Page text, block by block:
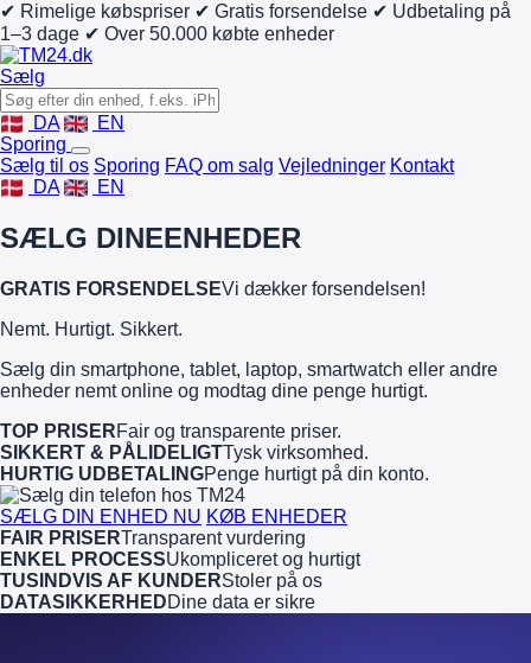
✔ Rimelige købspriser ✔ Gratis forsendelse ✔ Udbetaling på
1–3 dage ✔ Over 50.000 købte enheder
Sælg
DA
EN
Sporing
Sælg til os Sporing FAQ om salg Vejledninger Kontakt
DA
EN
SÆLG DINEENHEDER
GRATIS FORSENDELSEVi dækker forsendelsen!
Nemt. Hurtigt. Sikkert.
Sælg din smartphone, tablet, laptop, smartwatch eller andre
enheder nemt online og modtag dine penge hurtigt.
TOP PRISERFair og transparente priser.
SIKKERT & PÅLIDELIGTTysk virksomhed.
HURTIG UDBETALINGPenge hurtigt på din konto.
SÆLG DIN ENHED NU KØB ENHEDER
FAIR PRISERTransparent vurdering
ENKEL PROCESSUkompliceret og hurtigt
TUSINDVIS AF KUNDERStoler på os
DATASIKKERHEDDine data er sikre